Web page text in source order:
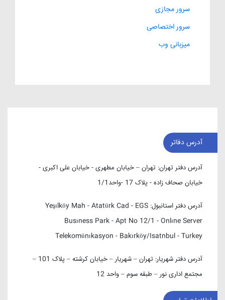
سرور مجازی
سرور اختصاصی
میزبانی وب
آدرس دفاتر
آدرس دفتر تهران: تهران – خیابان مطهری - خیابان علی اکبری -
خیابان صحاف زاده - پلاک 17 -واحد1/1
آدرس دفتر استانبول: Yeşılköy Mah - Atatürk Cad - EGS
Busıness Park - Apt No 12/1 - Onlıne Server
Telekomünıkasyon - Bakırköy/Isatnbul - Turkey
آدرس دفتر شهریار:
تهران – شهریار – خیابان کرشته – پلاک 101 –
مجتمع اداری نور – طبقه سوم – واحد 12